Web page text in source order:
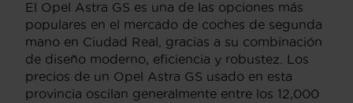
El Opel Astra GS es una de las opciones más
populares en el mercado de coches de segunda
mano en Ciudad Real, gracias a su combinación
de diseño moderno, eficiencia y robustez. Los
precios de un Opel Astra GS usado en esta
provincia oscilan generalmente entre los 12,000